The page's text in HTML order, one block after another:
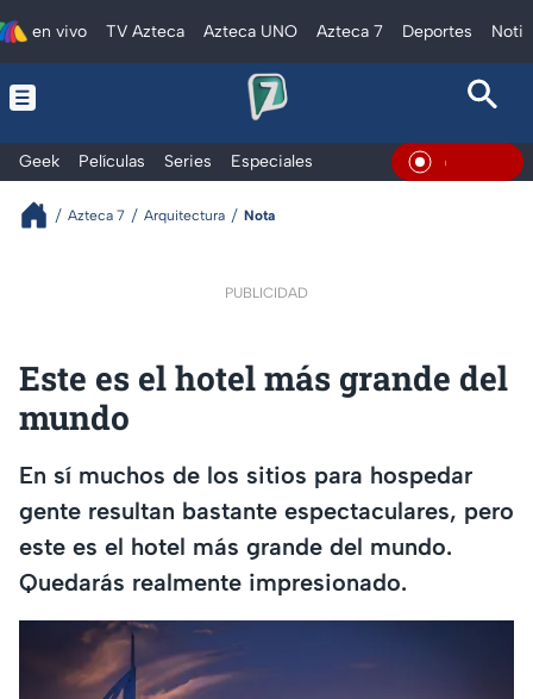
en vivo TV Azteca Azteca UNO Azteca 7 Deportes
Geek Películas Series Especiales En Vivo
Azteca 7 Arquitectura Nota
PUBLICIDAD
Este es el hotel más grande del
mundo
En sí muchos de los sitios para hospedar
gente resultan bastante espectaculares, pero
este es el hotel más grande del mundo.
Quedarás realmente impresionado.